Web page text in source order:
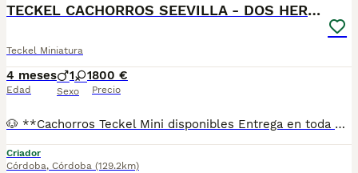
TECKEL CACHORROS SEEVILLA - DOS HERMANAS
Teckel Miniatura
4 meses
Edad
1 1
Sexo
800 €
Precio
🐶 **Cachorros Teckel Mini disponibles Entrega en toda España** Si buscas un Teckel Mini criado con dedicación, salud y una excelente socialización desde sus primeras semanas de vida, estaremos encantados de ayudarte. 🚚 Realizamos entregas en toda España, con especial frecuencia en **Andalucía**: Sevilla, Málaga, Cádiz, Córdoba, Granada, Jaén, Huelva y Almería. También entregamos habitualmente en Marbella, Jerez de la Frontera, Estepona, Fuengirola, Benalmádena, Mijas, Dos Hermanas y cualquier punto de España. **Entrega 100% a contrarreembolso.** No tendrás que adelantar el importe del cachorro. Lo recibirás en la puerta de tu casa mediante transporte especializado y podrás comprobar que todo está correcto antes de realizar el pago. Nuestros cachorros se entregan: ✅ Vacunados y desparasitados según su edad. ✅ Con microchip, cartilla veterinaria y documentación al día. ✅ Revisados veterinariamente antes de salir de nuestras instalaciones. ✅ Procedentes de excelentes líneas, seleccionadas por salud, carácter y morfología. ✅ Perfectamente socializados y acostumbrados al contacto diario con personas. ✅ Iniciados en el aprendizaje para hacer sus necesidades sobre empapador, facilitando su adaptación al nuevo hogar. ✅ Con asesoramiento personalizado antes y después de la entrega. Nuestro objetivo no es vender un cachorro más. Queremos que cada familia reciba un compañero sano, equilibrado y criado con el máximo cuidado desde el primer día. 📩 Si deseas fotografías, vídeos o más información, escríbenos por privado. Estaremos encantados de ayudarte a encontrar el compañero perfecto670864332
Criador
Córdoba, Córdoba (129.2km)